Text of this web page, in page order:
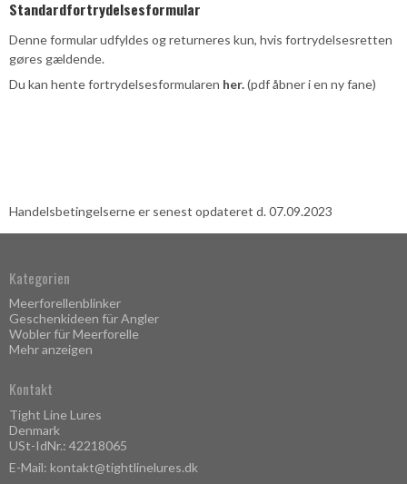
Standardfortrydelsesformular
Denne formular udfyldes og returneres kun, hvis fortrydelsesretten
gøres gældende.
Du kan hente fortrydelsesformularen her.(pdf åbner i en ny fane)
Handelsbetingelserne er senest opdateret d. 07.09.2023
Kategorien
Meerforellenblinker
Geschenkideen für Angler
Wobler für Meerforelle
Mehr anzeigen
Kontakt
Tight Line Lures
Denmark
USt-IdNr.: 42218065
E-Mail: kontakt@tightlinelures.dk